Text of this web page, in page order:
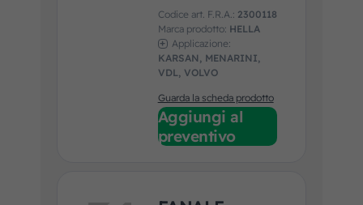
Codice art. F.R.A.: 2300118
Marca prodotto: HELLA
Applicazione:
KARSAN, MENARINI,
VDL, VOLVO
Guarda la scheda prodotto
Aggiungi al
preventivo